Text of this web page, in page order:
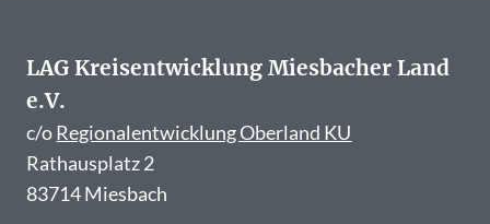
LAG Kreisentwicklung Miesbacher Land
e.V.
c/oRegionalentwicklung Oberland KU
Rathausplatz 2
83714 Miesbach